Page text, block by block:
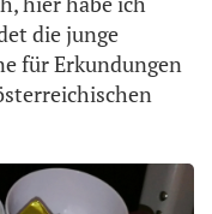
die junge
für Erkundungen